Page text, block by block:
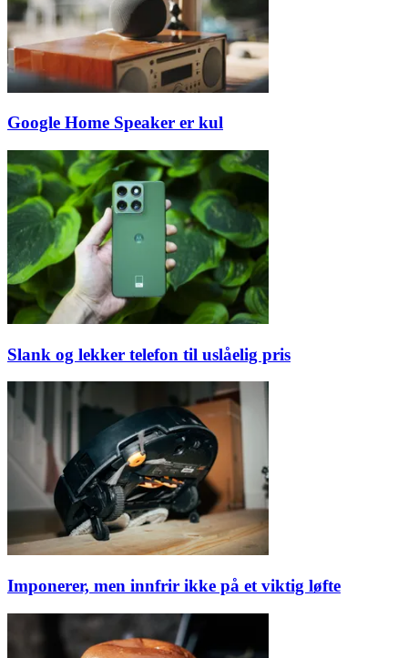
Google Home Speaker er kul
Slank og lekker telefon til uslåelig pris
Imponerer, men innfrir ikke på et viktig løfte